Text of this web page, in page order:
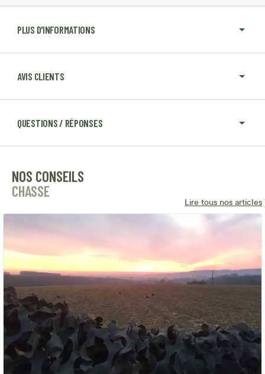
PLUS D'INFORMATIONS
AVIS CLIENTS
QUESTIONS / RÉPONSES
NOS CONSEILS
CHASSE
Lire tous nos articles